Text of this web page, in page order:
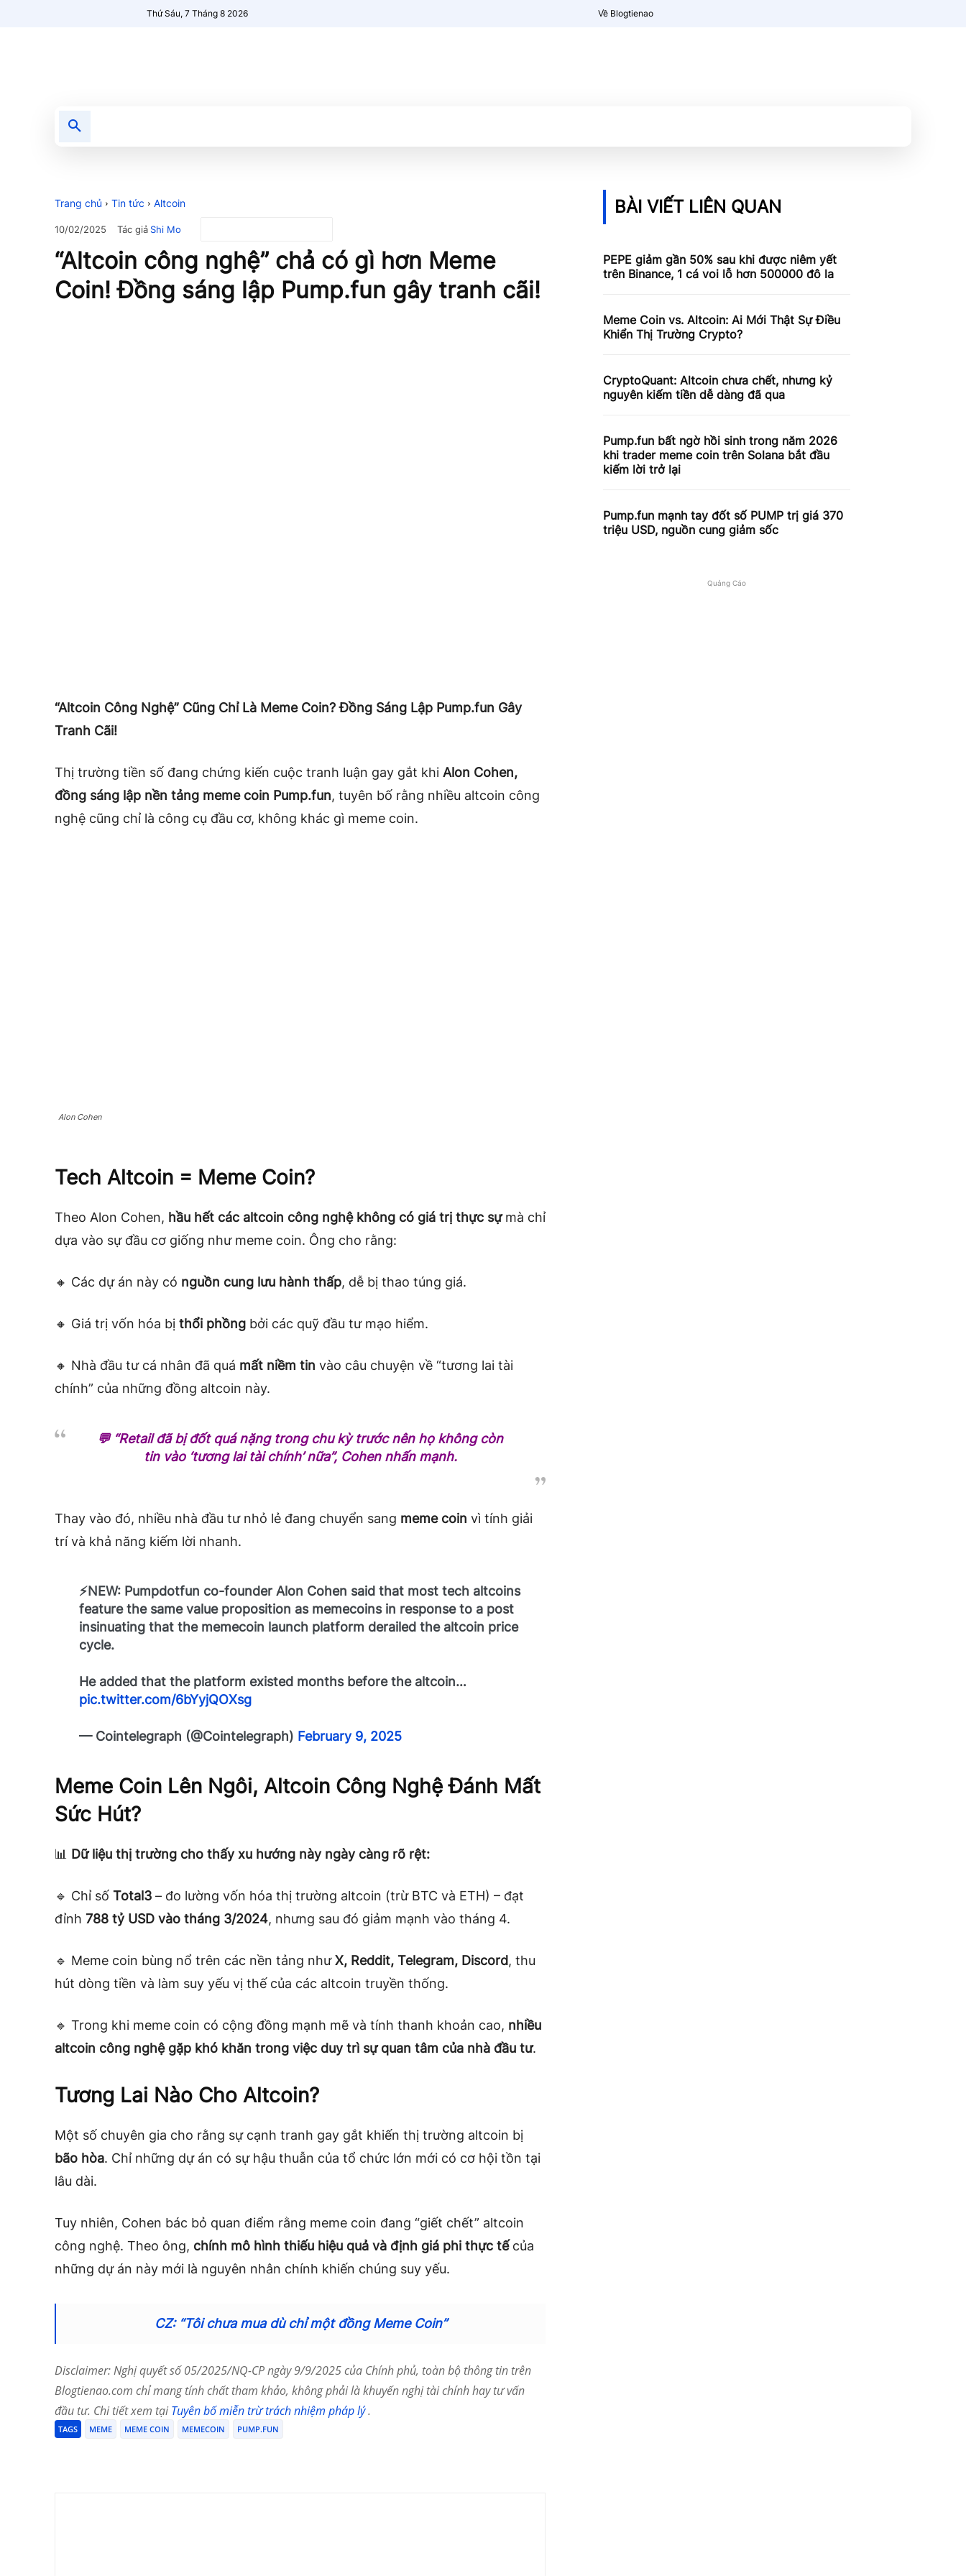
Thứ Sáu, 7 Tháng 8 2026 Về Blogtienao
Trang chủ Tin tức Altcoin
10/02/2025 Tác giảShi Mo
“Altcoin công nghệ” chả có gì hơn Meme
Coin! Đồng sáng lập Pump.fun gây tranh cãi!
“Altcoin Công Nghệ” Cũng Chỉ Là Meme Coin? Đồng Sáng Lập Pump.fun Gây
Tranh Cãi!
Thị trường tiền số đang chứng kiến cuộc tranh luận gay gắt khi Alon Cohen,
đồng sáng lập nền tảng meme coin Pump.fun, tuyên bố rằng nhiều altcoin công
nghệ cũng chỉ là công cụ đầu cơ, không khác gì meme coin.
Alon Cohen
Tech Altcoin = Meme Coin?
Theo Alon Cohen, hầu hết các altcoin công nghệ không có giá trị thực sựmà chỉ
dựa vào sự đầu cơ giống như meme coin. Ông cho rằng:
🔸 Các dự án này có nguồn cung lưu hành thấp, dễ bị thao túng giá.
🔸 Giá trị vốn hóa bị thổi phồng bởi các quỹ đầu tư mạo hiểm.
🔸 Nhà đầu tư cá nhân đã quá mất niềm tin vào câu chuyện về “tương lai tài
chính” của những đồng altcoin này.
💬 “Retail đã bị đốt quá nặng trong chu kỳ trước nên họ không còn
tin vào ‘tương lai tài chính’ nữa”, Cohen nhấn mạnh.
Thay vào đó, nhiều nhà đầu tư nhỏ lẻ đang chuyển sang meme coin vì tính giải
trí và khả năng kiếm lời nhanh.
⚡️NEW: Pumpdotfun co-founder Alon Cohen said that most tech altcoins
feature the same value proposition as memecoins in response to a post
insinuating that the memecoin launch platform derailed the altcoin price
cycle.
He added that the platform existed months before the altcoin…
pic.twitter.com/6bYyjQOXsg
— Cointelegraph (@Cointelegraph) February 9, 2025
Meme Coin Lên Ngôi, Altcoin Công Nghệ Đánh Mất
Sức Hút?
📊 Dữ liệu thị trường cho thấy xu hướng này ngày càng rõ rệt:
🔹 Chỉ số Total3 – đo lường vốn hóa thị trường altcoin (trừ BTC và ETH) – đạt
đỉnh 788 tỷ USD vào tháng 3/2024, nhưng sau đó giảm mạnh vào tháng 4.
🔹 Meme coin bùng nổ trên các nền tảng nhưX, Reddit, Telegram, Discord, thu
hút dòng tiền và làm suy yếu vị thế của các altcoin truyền thống.
🔹 Trong khi meme coin có cộng đồng mạnh mẽ và tính thanh khoản cao, nhiều
altcoin công nghệ gặp khó khăn trong việc duy trì sự quan tâm của nhà đầu tư.
Tương Lai Nào Cho Altcoin?
Một số chuyên gia cho rằng sự cạnh tranh gay gắt khiến thị trường altcoin bị
bão hòa. Chỉ những dự án có sự hậu thuẫn của tổ chức lớn mới có cơ hội tồn tại
lâu dài.
Tuy nhiên, Cohen bác bỏ quan điểm rằng meme coin đang “giết chết” altcoin
công nghệ. Theo ông, chính mô hình thiếu hiệu quả và định giá phi thực tếcủa
những dự án này mới là nguyên nhân chính khiến chúng suy yếu.
CZ: “Tôi chưa mua dù chỉ một đồng Meme Coin”
Disclaimer: Nghị quyết số 05/2025/NQ-CP ngày 9/9/2025 của Chính phủ, toàn bộ thông tin trên
Blogtienao.com chỉ mang tính chất tham khảo, không phải là khuyến nghị tài chính hay tư vấn
đầu tư. Chi tiết xem tạiTuyên bố miễn trừ trách nhiệm pháp lý.
TAGS MEME MEME COIN MEMECOIN PUMP.FUN
BÀI VIẾT LIÊN QUAN
PEPE giảm gần 50% sau khi được niêm yết
trên Binance, 1 cá voi lỗ hơn 500000 đô la
Meme Coin vs. Altcoin: Ai Mới Thật Sự Điều
Khiển Thị Trường Crypto?
CryptoQuant: Altcoin chưa chết, nhưng kỷ
nguyên kiếm tiền dễ dàng đã qua
Pump.fun bất ngờ hồi sinh trong năm 2026
khi trader meme coin trên Solana bắt đầu
kiếm lời trở lại
Pump.fun mạnh tay đốt số PUMP trị giá 370
triệu USD, nguồn cung giảm sốc
Quảng Cáo